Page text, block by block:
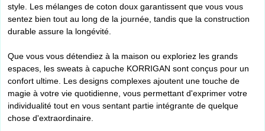
style. Les mélanges de coton doux garantissent que vous vous
sentez bien tout au long de la journée, tandis que la construction
durable assure la longévité.
Que vous vous détendiez à la maison ou exploriez les grands
espaces, les sweats à capuche KORRIGAN sont conçus pour un
confort ultime. Les designs complexes ajoutent une touche de
magie à votre vie quotidienne, vous permettant d'exprimer votre
individualité tout en vous sentant partie intégrante de quelque
chose d'extraordinaire.